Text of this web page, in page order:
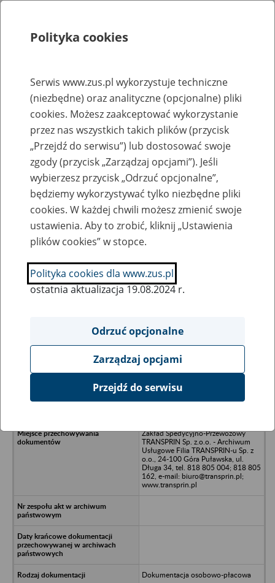
Rejestry, ewidencje i archiwa
Baza zlikwidowanych lub
przekształconych zakładów pracy
Nazwa zakładu pracy:
SZUKAJ
Ukryj wszystkie pozycje bazy
ATU Spółka z o.o. w likwidacji -
Zakład Spedycyjno-Przewozowy
TRANSPRIN Sp. z.o.o. - Archiwum
Usługowe Filia TRANSPRIN-u Sp. z
o.o., 24-100 Góra Puławska, ul.
Długa 34, tel. 818 805 004; 818 805
162, e-mail: biuro@transprin.pl;
www.transprin.pl
Dokumentacja osobowo-płacowa
Polityka cookies
Serwis www.zus.pl wykorzystuje techniczne
(niezbędne) oraz analityczne (opcjonalne) pliki
cookies. Możesz zaakceptować wykorzystanie
przez nas wszystkich takich plików (przycisk
„Przejdź do serwisu”) lub dostosować swoje
zgody (przycisk „Zarządzaj opcjami”). Jeśli
wybierzesz przycisk „Odrzuć opcjonalne”,
będziemy wykorzystywać tylko niezbędne pliki
cookies. W każdej chwili możesz zmienić swoje
ustawienia. Aby to zrobić, kliknij „Ustawienia
plików cookies” w stopce.
Polityka cookies dla www.zus.pl
ostatnia aktualizacja 19.08.2024 r.
Odrzuć opcjonalne
Zarządzaj opcjami
Przejdź do serwisu